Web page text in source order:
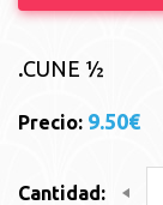
.CUNE ½
Precio: 9.50€
Cantidad: